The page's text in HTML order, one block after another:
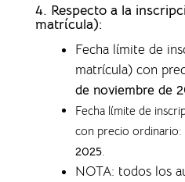
4. Respecto a la
matrícula):
Fecha límite de
matrícula) con
de noviembre de
Fecha límite de
con precio ordinario:
2025.
NOTA: todos los